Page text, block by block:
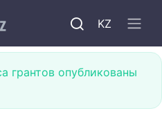
KZ
грантов опубликованы